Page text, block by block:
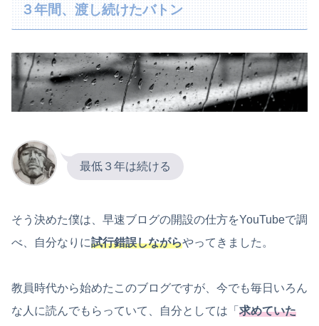
３年間、渡し続けたバトン
最低３年は続ける
そう決めた僕は、早速ブログの開設の仕方をYouTubeで調
べ、自分なりに試行錯誤しながらやってきました。
教員時代から始めたこのブログですが、今でも毎日いろん
な人に読んでもらっていて、自分としては「 求めていた